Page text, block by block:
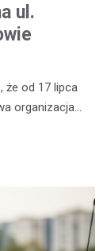
ul.
że od 17 lipca
organizacja…